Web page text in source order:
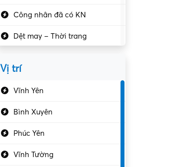
Công nhân đã có KN
Dệt may – Thời trang
Vị trí
Vĩnh Yên
Bình Xuyên
Phúc Yên
Vĩnh Tường